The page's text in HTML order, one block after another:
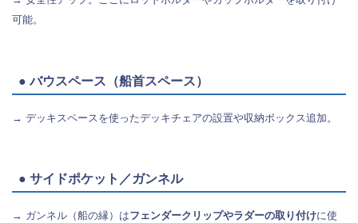
可能。
● バウスペース（船首スペース）
→ デッキスペースを使ったデッキチェアの設置や収納ボックス追加。
● サイドポケット／ガンネル
→ ガンネル（船の縁）はフェンダークリップやラダーの取り付けに使